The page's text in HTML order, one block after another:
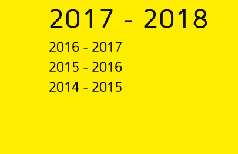
2017 - 2018
2016 - 2017
2015 - 2016
2014 - 2015